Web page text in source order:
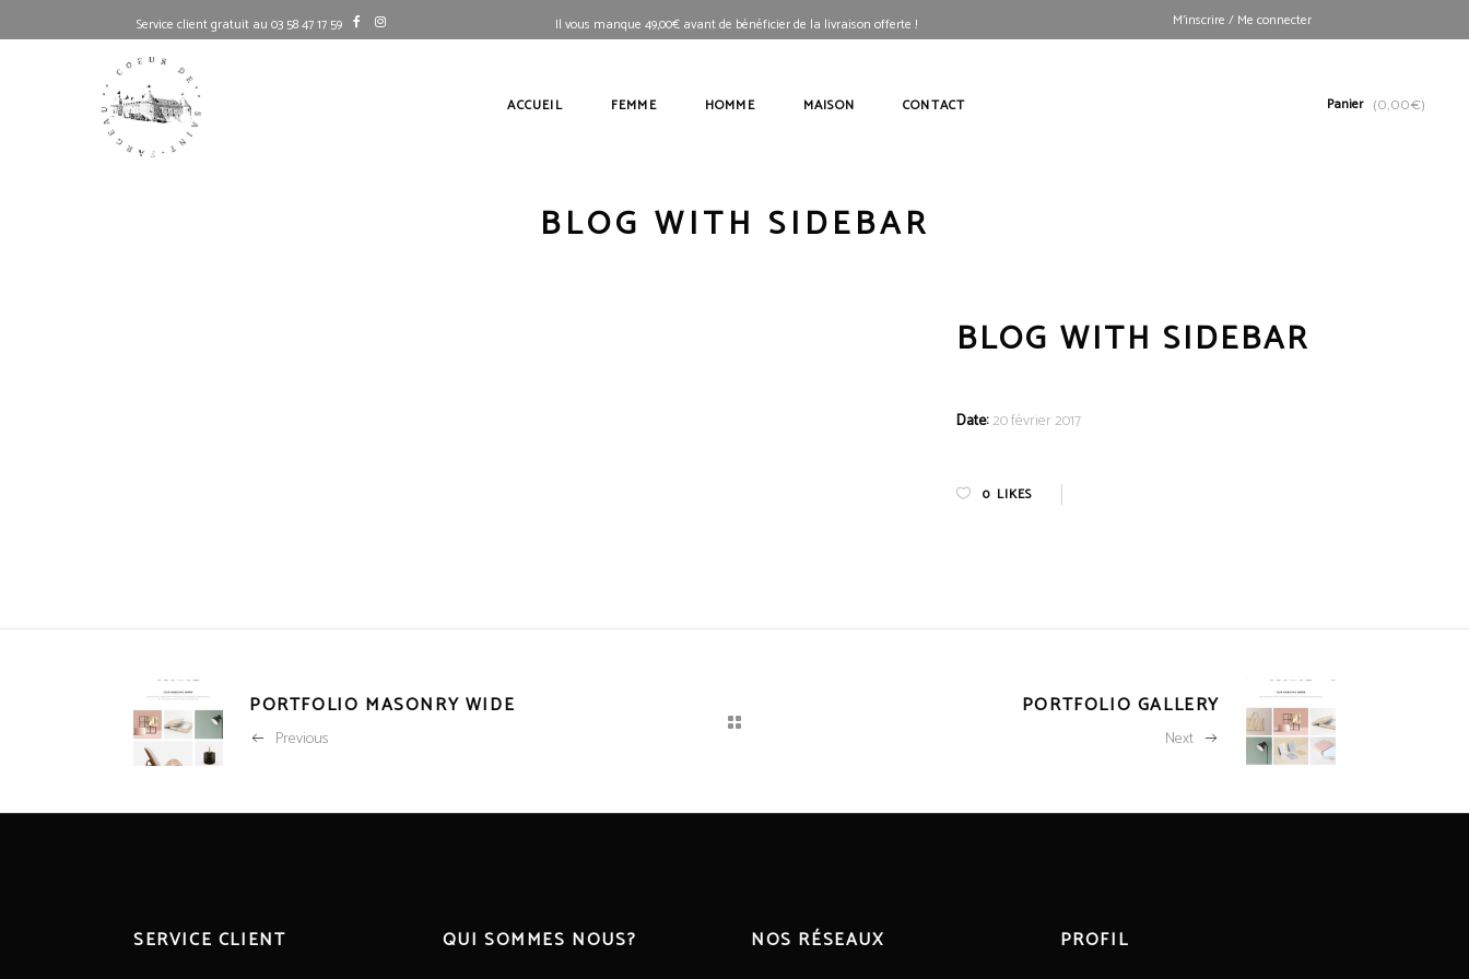
Service client gratuit au 03 58 47 17 59 Il vous manque 49,00€avant de bénéficier de la livraison offerte ! M’inscrire / Me connecter
ACCUEIL FEMME HOMME MAISON CONTACT Panier (0,00€)
BLOG WITH SIDEBAR
BLOG WITH SIDEBAR
Date:20 février 2017
0 LIKES
PORTFOLIO MASONRY WIDE
Previous
PORTFOLIO GALLERY
Next
SERVICE CLIENT QUI SOMMES NOUS? NOS RÉSEAUX PROFIL